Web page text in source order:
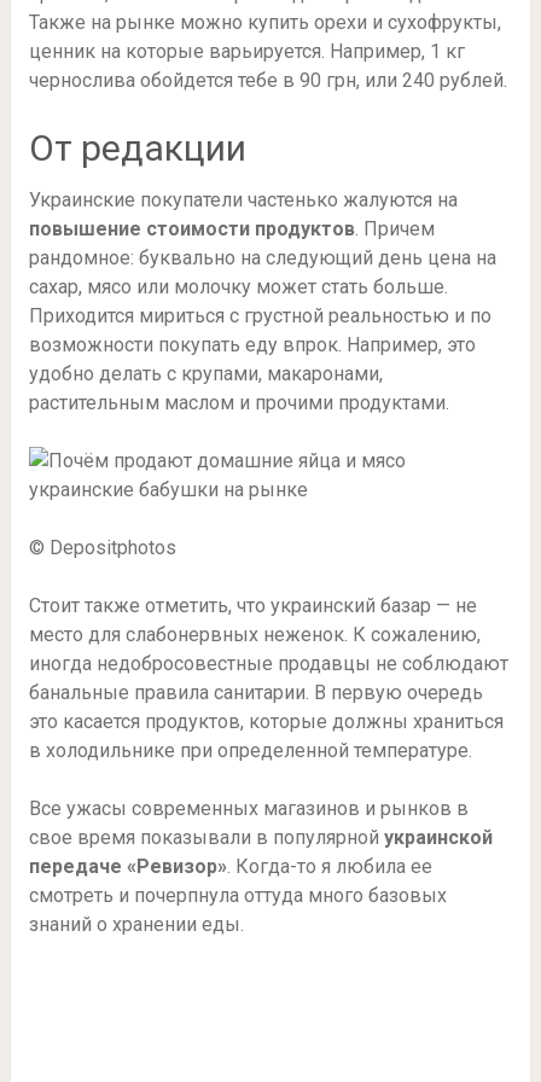
Также на рынке можно купить орехи и сухофрукты,
ценник на которые варьируется. Например, 1 кг
чернослива обойдется тебе в 90 грн, или 240 рублей.
От редакции
Украинские покупатели частенько жалуются на
повышение стоимости продуктов. Причем
рандомное: буквально на следующий день цена на
сахар, мясо или молочку может стать больше.
Приходится мириться с грустной реальностью и по
возможности покупать еду впрок. Например, это
удобно делать с крупами, макаронами,
растительным маслом и прочими продуктами.
© Depositphotos
Стоит также отметить, что украинский базар — не
место для слабонервных неженок. К сожалению,
иногда недобросовестные продавцы не соблюдают
банальные правила санитарии. В первую очередь
это касается продуктов, которые должны храниться
в холодильнике при определенной температуре.
Все ужасы современных магазинов и рынков в
свое время показывали в популярной украинской
передаче «Ревизор». Когда-то я любила ее
смотреть и почерпнула оттуда много базовых
знаний о хранении еды.